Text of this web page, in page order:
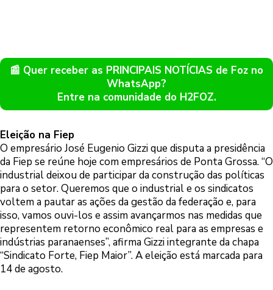
📰 Quer receber as PRINCIPAIS NOTÍCIAS de Foz no
WhatsApp?
Entre na comunidade do H2FOZ.
Eleição na Fiep
O empresário José Eugenio Gizzi que disputa a presidência
da Fiep se reúne hoje com empresários de Ponta Grossa. “O
industrial deixou de participar da construção das políticas
para o setor. Queremos que o industrial e os sindicatos
voltem a pautar as ações da gestão da federação e, para
isso, vamos ouvi-los e assim avançarmos nas medidas que
representem retorno econômico real para as empresas e
indústrias paranaenses”, afirma Gizzi integrante da chapa
“Sindicato Forte, Fiep Maior”. A eleição está marcada para
14 de agosto.